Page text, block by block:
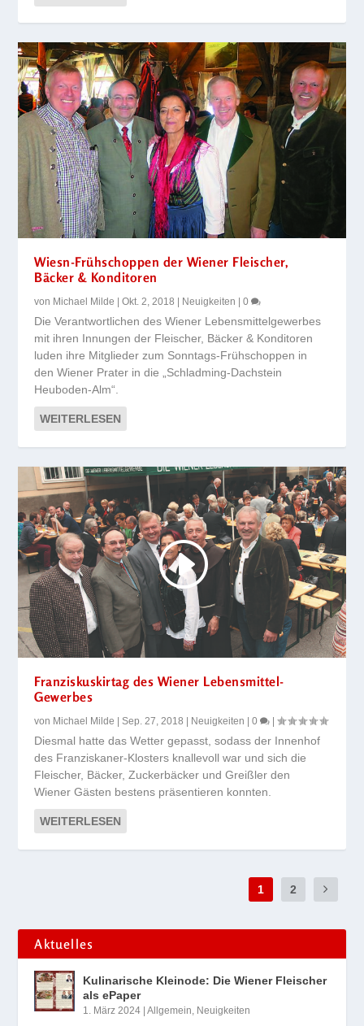
Wiesn-Frühschoppen der Wiener Fleischer,
Bäcker & Konditoren
von Michael Milde |Okt. 2, 2018 Neuigkeiten |0
Die Verantwortlichen des Wiener Lebensmittelgewerbes
mit ihren Innungen der Fleischer, Bäcker & Konditoren
luden ihre Mitglieder zum Sonntags-Frühschoppen in
den Wiener Prater in die „Schladming-Dachstein
Heuboden-Alm“.
WEITERLESEN
Franziskuskirtag des Wiener Lebensmittel-
Gewerbes
von Michael Milde |Sep. 27, 2018 | Neuigkeiten |0 |
Diesmal hatte das Wetter gepasst, sodass der Innenhof
des Franziskaner-Klosters knallevoll war und sich die
Fleischer, Bäcker, Zuckerbäcker und Greißler den
Wiener Gästen bestens präsentieren konnten.
WEITERLESEN
1 2
Aktuelles
Kulinarische Kleinode: Die Wiener Fleischer
als ePaper
1. März 2024 |Allgemein Neuigkeiten